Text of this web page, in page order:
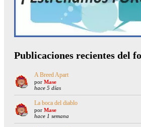
Publicaciones recientes del
A Breed Apart
por Mase
hace 5 días
La boca del diablo
por Mase
hace 1 semana